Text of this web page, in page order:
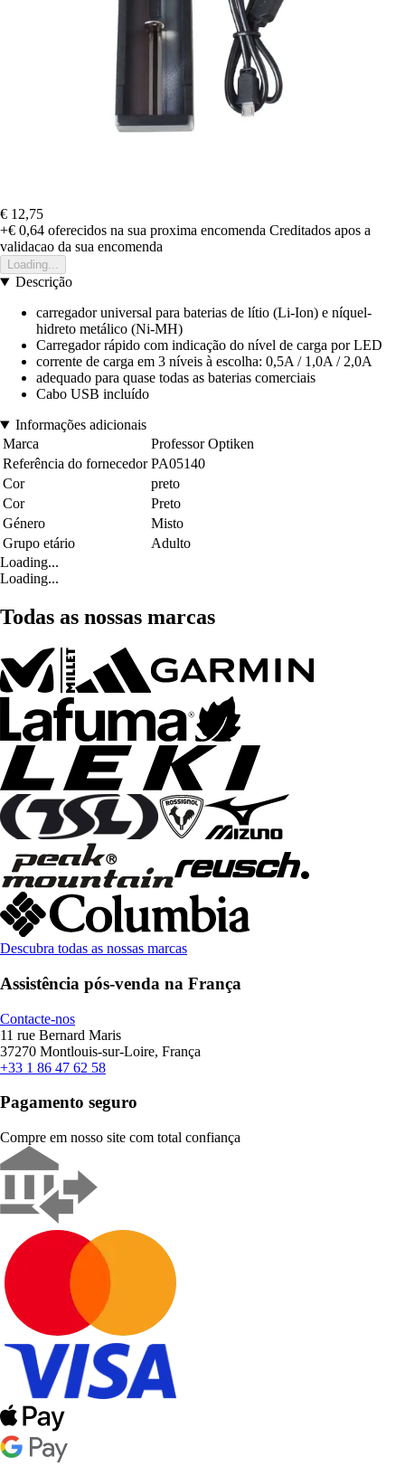
€ 12,75
+€ 0,64 oferecidos na sua proxima encomenda Creditados apos a
validacao da sua encomenda
Loading...
Descrição
carregador universal para baterias de lítio (Li-Ion) e níquel-
hidreto metálico (Ni-MH)
Carregador rápido com indicação do nível de carga por LED
corrente de carga em 3 níveis à escolha: 0,5A / 1,0A / 2,0A
adequado para quase todas as baterias comerciais
Cabo USB incluído
Informações adicionais
Marca
Professor Optiken
Referência do fornecedor PA05140
Cor
preto
Cor
Preto
Género
Misto
Grupo etário
Adulto
Loading...
Loading...
Todas as nossas marcas
Descubra todas as nossas marcas
Assistência pós-venda na França
Contacte-nos
11 rue Bernard Maris
37270 Montlouis-sur-Loire, França
+33 1 86 47 62 58
Pagamento seguro
Compre em nosso site com total confiança